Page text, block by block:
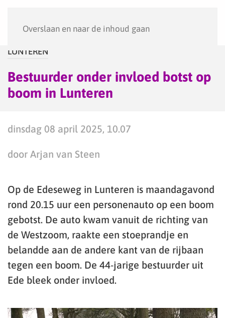
Overslaan en naar de inhoud gaan
LUNTEREN
Bestuurder onder invloed botst op
boom in Lunteren
dinsdag 08 april 2025, 10.07
door Arjan van Steen
Op de Edeseweg in Lunteren is maandagavond
rond 20.15 uur een personenauto op een boom
gebotst. De auto kwam vanuit de richting van
de Westzoom, raakte een stoeprandje en
belandde aan de andere kant van de rijbaan
tegen een boom. De 44-jarige bestuurder uit
Ede bleek onder invloed.